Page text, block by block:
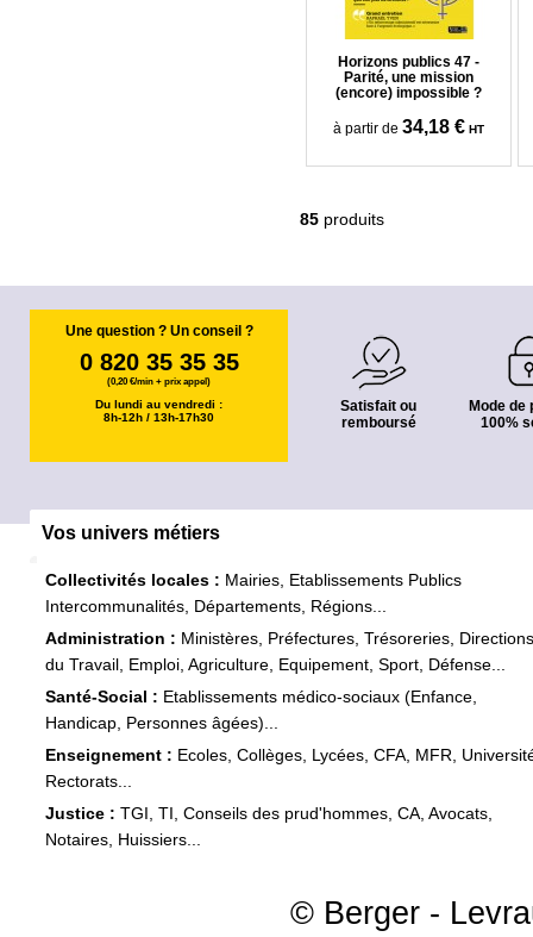
Horizons publics 47 -
Parité, une mission
(encore) impossible ?
à partir de 34,18 € HT
85 produits
Une question ? Un conseil ?
0 820 35 35 35
(0,20 €/min + prix appel)
Du lundi au vendredi :
8h-12h / 13h-17h30
Satisfait ou
remboursé
Mode de
100%
Vos univers métiers
Collectivités locales : Mairies, Etablissements Publics
Intercommunalités, Départements, Régions...
Administration : Ministères, Préfectures, Trésoreries, Directions
du Travail, Emploi, Agriculture, Equipement, Sport, Défense...
Santé-Social : Etablissements médico-sociaux (Enfance,
Handicap, Personnes âgées)...
Enseignement : Ecoles, Collèges, Lycées, CFA, MFR,
Rectorats...
Justice : TGI, TI, Conseils des prud'hommes, CA, Avocats,
Notaires, Huissiers...
© Berger -